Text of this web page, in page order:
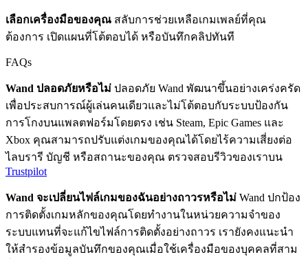
เลือกเครื่องมือของคุณ สลับการช่วยเหลือเกมเพลย์ที่คุณ
ต้องการ เปิดแผนที่โต้ตอบได้ หรือบันทึกคลิปทันที
FAQs
Wand ปลอดภัยหรือไม่ ปลอดภัย Wand พัฒนาขึ้นอย่างเคร่งครัด
เพื่อประสบการณ์ผู้เล่นคนเดียวและไม่โต้ตอบกับระบบป้องกัน
การโกงบนแพลตฟอร์มโดยตรง เช่น Steam, Epic Games และ
Xbox คุณสามารถปรับแต่งเกมของคุณได้โดยไร้ความเสี่ยงต่อ
ไลบรารี บัญชี หรือสถานะของคุณ ตรวจสอบรีวิวของเราบน
Trustpilot
Wand จะเปลี่ยนไฟล์เกมของฉันอย่างถาวรหรือไม่ Wand ปกป้อง
การติดตั้งเกมหลักของคุณโดยทำงานในหน่วยความจำของ
ระบบแทนที่จะแก้ไขไฟล์การติดตั้งอย่างถาวร เรายังคงแนะนำ
ให้สำรองข้อมูลบันทึกของคุณเมื่อใช้เครื่องมือของบุคคลที่สาม